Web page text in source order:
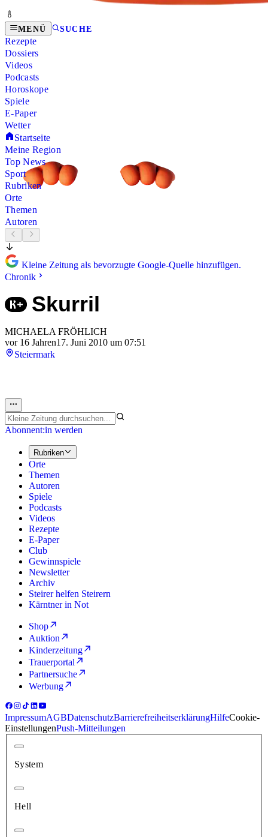
MENÜ SUCHE
Rezepte
Dossiers
Videos
Podcasts
Horoskope
Spiele
E-Paper
Wetter
Startseite
Meine Region
Top News
Sport
Rubriken
Orte
Themen
Autoren
Kleine Zeitung als bevorzugte Google-Quelle hinzufügen.
Chronik
Skurril
MICHAELA FRÖHLICH
vor 16 Jahren17. Juni 2010 um 07:51
Steiermark
Abonnent:in werden
Rubriken
Orte
Themen
Autoren
Spiele
Podcasts
Videos
Rezepte
E-Paper
Club
Gewinnspiele
Newsletter
Archiv
Steirer helfen Steirern
Kärntner in Not
Shop
Auktion
Kinderzeitung
Trauerportal
Partnersuche
Werbung
ImpressumAGBDatenschutzBarrierefreiheitserklärungHilfeCookie-
EinstellungenPush-Mitteilungen
System
Hell